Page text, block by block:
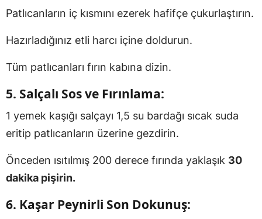
Patlıcanların iç kısmını ezerek hafifçe çukurlaştırın.
Hazırladığınız etli harcı içine doldurun.
Tüm patlıcanları fırın kabına dizin.
5. Salçalı Sos ve Fırınlama:
1 yemek kaşığı salçayı 1,5 su bardağı sıcak suda
eritip patlıcanların üzerine gezdirin.
Önceden ısıtılmış 200 derece fırında yaklaşık 30
dakika pişirin.
6. Kaşar Peynirli Son Dokunuş: